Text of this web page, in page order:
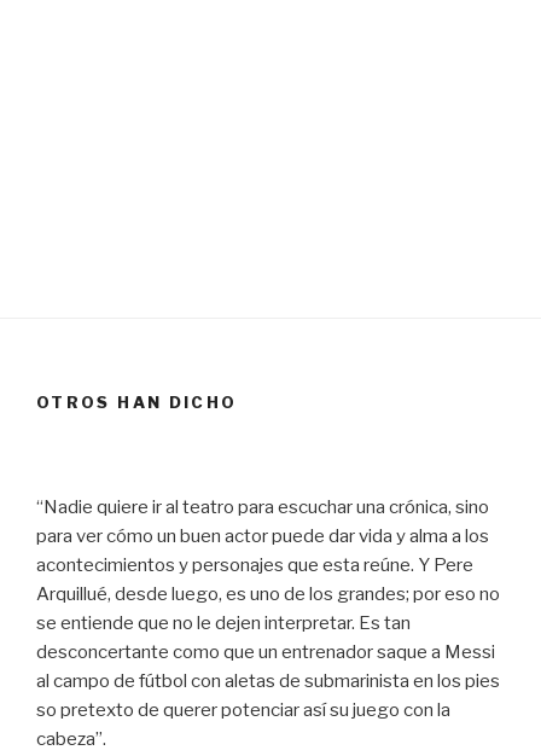
OTROS HAN DICHO
“Nadie quiere ir al teatro para escuchar una crónica, sino
para ver cómo un buen actor puede dar vida y alma a los
acontecimientos y personajes que esta reúne. Y Pere
Arquillué, desde luego, es uno de los grandes; por eso no
se entiende que no le dejen interpretar. Es tan
desconcertante como que un entrenador saque a Messi
al campo de fútbol con aletas de submarinista en los pies
so pretexto de querer potenciar así su juego con la
cabeza”.